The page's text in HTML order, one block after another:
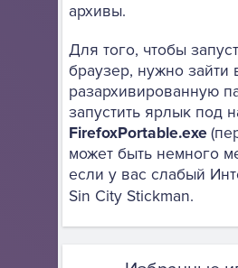
архивы.
Для того, чтобы
браузер, нужно зайти
разархивированную
запустить ярлык под
FirefoxPortable.exe
может быть немного
если у вас слабый
Sin City Stickman.